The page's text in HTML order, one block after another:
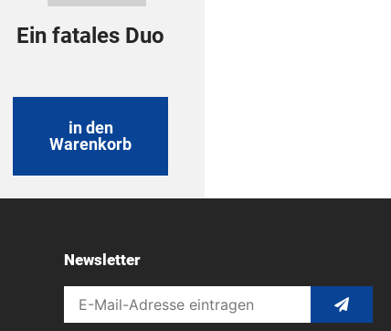
Ein fatales Duo
in den
Warenkorb
Newsletter